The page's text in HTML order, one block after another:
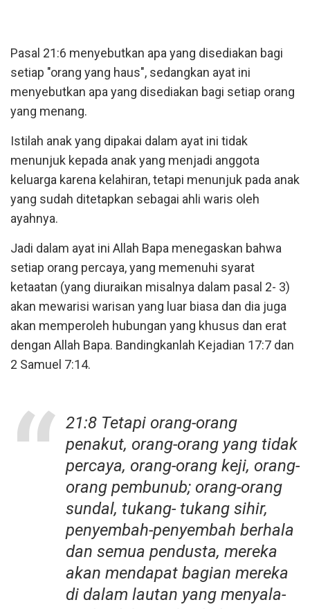
Pasal 21:6 menyebutkan apa yang disediakan bagi
setiap "orang yang haus", sedangkan ayat ini
menyebutkan apa yang disediakan bagi setiap orang
yang menang.
Istilah anak yang dipakai dalam ayat ini tidak
menunjuk kepada anak yang menjadi anggota
keluarga karena kelahiran, tetapi menunjuk pada anak
yang sudah ditetapkan sebagai ahli waris oleh
ayahnya.
Jadi dalam ayat ini Allah Bapa menegaskan bahwa
setiap orang percaya, yang memenuhi syarat
ketaatan (yang diuraikan misalnya dalam pasal 2- 3)
akan mewarisi warisan yang luar biasa dan dia juga
akan memperoleh hubungan yang khusus dan erat
dengan Allah Bapa. Bandingkanlah Kejadian 17:7 dan
2 Samuel 7:14.
21:8 Tetapi orang-orang
penakut, orang-orang yang tidak
percaya, orang-orang keji, orang-
orang pembunub; orang-orang
sundal, tukang- tukang sihir,
penyembah-penyembah berhala
dan semua pendusta, mereka
akan mendapat bagian mereka
di dalam lautan yang menyala-